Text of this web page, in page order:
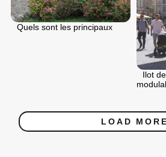
Ilot
Quels sont les principaux
LOAD MORE